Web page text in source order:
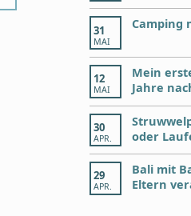
31
MAI
Camping
12
MAI
Mein
Jahre
30
APR.
oder
29
APR.
Bali mit
Eltern